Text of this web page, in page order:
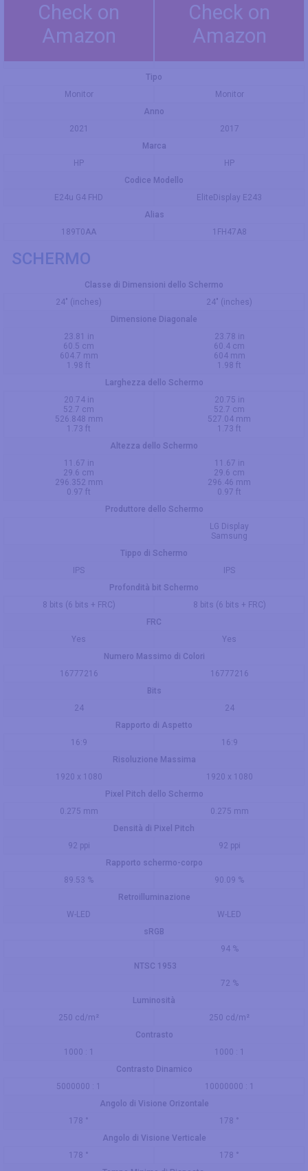
Check on
Amazon
Check on
Amazon
Tipo
Monitor
Monitor
Anno
2021
2017
Marca
HP
HP
Codice Modello
E24u G4 FHD
EliteDisplay E243
Alias
189T0AA
1FH47A8
SCHERMO
Classe di Dimensioni dello Schermo
24" (inches)
24" (inches)
Dimensione Diagonale
23.81 in
60.5 cm
604.7 mm
1.98 ft
23.78 in
60.4 cm
604 mm
1.98 ft
Larghezza dello Schermo
20.74 in
52.7 cm
526.848 mm
1.73 ft
20.75 in
52.7 cm
527.04 mm
1.73 ft
Altezza dello Schermo
11.67 in
29.6 cm
296.352 mm
0.97 ft
11.67 in
29.6 cm
296.46 mm
0.97 ft
Produttore dello Schermo
LG Display
Samsung
Tippo di Schermo
IPS
IPS
Profondità bit Schermo
8 bits (6 bits + FRC)
8 bits (6 bits + FRC)
FRC
Yes
Yes
Numero Massimo di Colori
16777216
16777216
Bits
24
24
Rapporto di Aspetto
16:9
16:9
Risoluzione Massima
1920 x 1080
1920 x 1080
Pixel Pitch dello Schermo
0.275 mm
0.275 mm
Densità di Pixel Pitch
92 ppi
92 ppi
Rapporto schermo-corpo
89.53 %
90.09 %
Retroilluminazione
W-LED
W-LED
sRGB
94 %
NTSC 1953
72 %
Luminosità
250 cd/m²
250 cd/m²
Contrasto
1000 : 1
1000 : 1
Contrasto Dinamico
5000000 : 1
10000000 : 1
Angolo di Visione Orizontale
178 °
178 °
Angolo di Visione Verticale
178 °
178 °